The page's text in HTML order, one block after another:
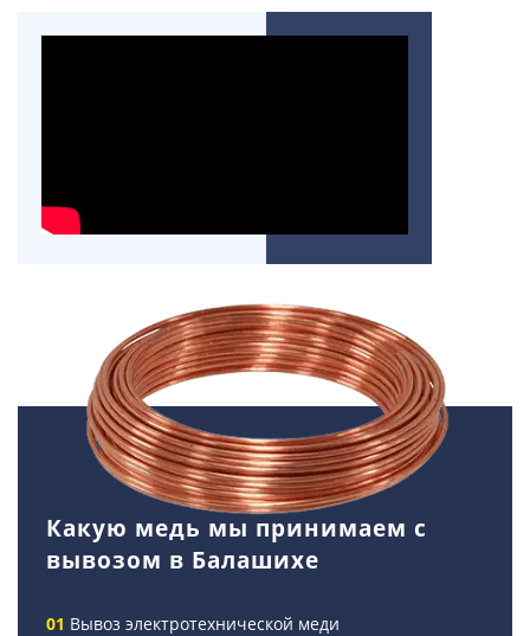
Какую медь мы принимаем с
вывозом в Балашихе
Вывоз электротехнической меди